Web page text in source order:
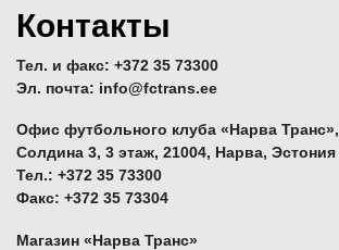
Контакты
Тел. и факс: +372 35 73300
Эл. почта: info@fctrans.ee
Офис футбольного клуба «Нарва Транс»,
Солдина 3, 3 этаж, 21004, Нарва, Эстония
Тел.: +372 35 73300
Факс: +372 35 73304
Магазин «Нарва Транс»